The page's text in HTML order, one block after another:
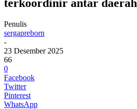
terkoordinir antar daerah
Penulis
sergapreborn
-
23 Desember 2025
66
0
Facebook
Twitter
Pinterest
WhatsApp